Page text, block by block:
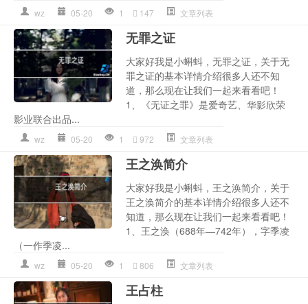
wz 05-20 1 147 文章列表
无罪之证
大家好我是小蝌蚪，无罪之证，关于无
罪之证的基本详情介绍很多人还不知
道，那么现在让我们一起来看看吧！
1、《无证之罪》是爱奇艺、华影欣荣
影业联合出品...
wz 05-20 1 972 文章列表
王之涣简介
大家好我是小蝌蚪，王之涣简介，关于
王之涣简介的基本详情介绍很多人还不
知道，那么现在让我们一起来看看吧！
1、王之涣（688年—742年），字季凌
（一作季凌...
wz 05-20 1 806 文章列表
王占柱